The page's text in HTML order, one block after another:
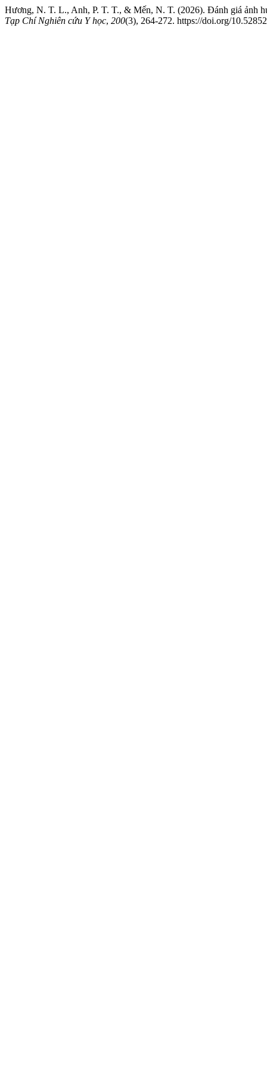
Hương, N. T. L., Anh, P. T. T., & Mến, N. T. (2026). Đánh giá ảnh
Tạp Chí Nghiên cứu Y học, 200(3), 264-272. https://doi.org/